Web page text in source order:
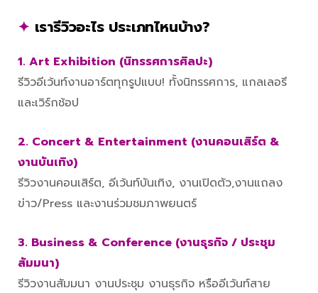
✦ เรารีวิวอะไร ประเภทไหนบ้าง?
1. Art Exhibition (นิทรรศการศิลปะ)
รีวิวอีเว้นท์งานอาร์ตทุกรูปแบบ! ทั้งนิทรรศการ, แกลเลอรี
และเวิร์กช้อป
2. Concert & Entertainment (งานคอนเสิร์ต &
งานบันเทิง)
รีวิวงานคอนเสิร์ต, อีเว้นท์บันเทิง, งานเปิดตัว,งานแถลง
ข่าว/Press และงานร่วมชมภาพยนตร์
3. Business & Conference (งานธุรกิจ / ประชุม
สัมมนา)
รีวิวงานสัมมนา งานประชุม งานธุรกิจ หรืออีเว้นท์สาย